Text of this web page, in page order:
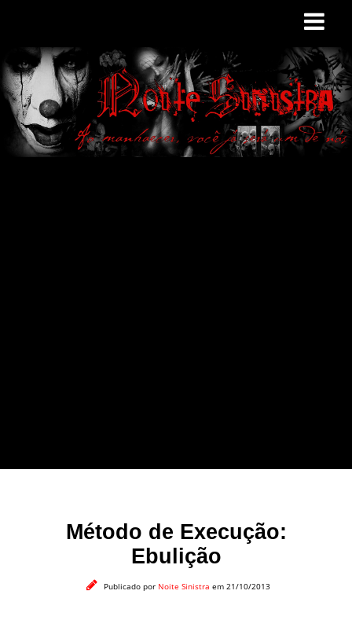
Método de Execução:
Ebulição
Publicado por Noite Sinistra em 21/10/2013